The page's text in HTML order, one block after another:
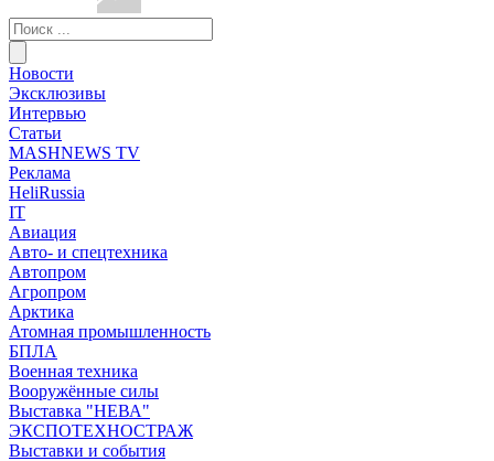
Новости
Эксклюзивы
Интервью
Статьи
MASHNEWS TV
Реклама
HeliRussia
IT
Авиация
Авто- и спецтехника
Автопром
Агропром
Арктика
Атомная промышленность
БПЛА
Военная техника
Вооружённые силы
Выставка "НЕВА"
ЭКСПОТЕХНОСТРАЖ
Выставки и события